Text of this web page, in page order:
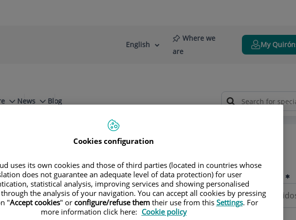
Language
Active
English
Where we
are
My
News
Blog
Casas Nombre y apellidos
Cookies configuration
uses its own cookies and those of third parties (located in countries whose
does not guarantee an adequate level of data protection) for user
statistical analysis, improving services and showing personalised
the analysis of your navigation. You can accept all cookies by pressing
"Accept cookies" or configure/refuse themtheir use from this Settings. For
more information click here: Cookie policy